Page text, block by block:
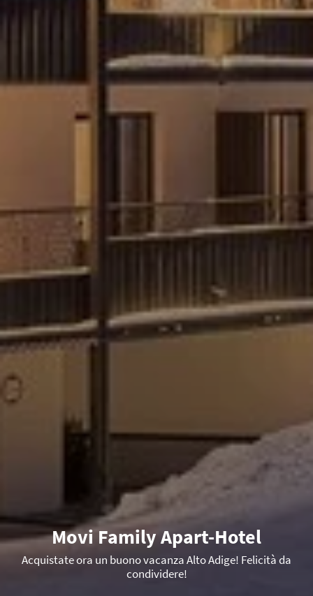
Movi Family Apart-Hotel
Acquistate ora un buono vacanza Alto Adige! Felicità da
condividere!